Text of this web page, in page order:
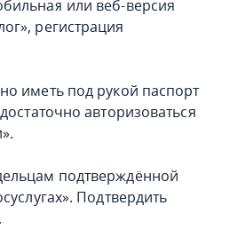
или веб-версия
регистрация
иметь под рукой паспорт
авторизоваться
подтверждённой
Подтвердить